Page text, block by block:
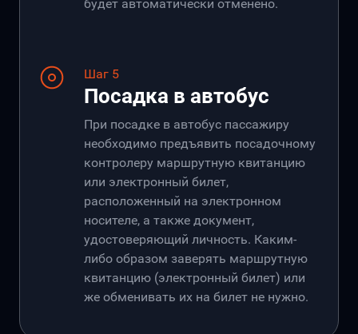
будет автоматически отменено.
Шаг 5
Посадка в автобус
При посадке в автобус пассажиру
необходимо предъявить посадочному
контролеру маршрутную квитанцию
или электронный билет,
расположенный на электронном
носителе, а также документ,
удостоверяющий личность. Каким-
либо образом заверять маршрутную
квитанцию (электронный билет) или
же обменивать их на билет не нужно.